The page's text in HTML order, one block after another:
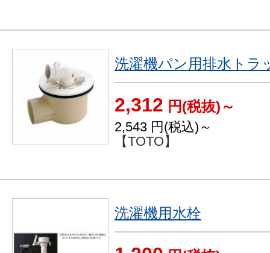
洗濯機パン用排水トラ
2,312 円(税抜)～
2,543 円(税込)～
【TOTO】
洗濯機用水栓